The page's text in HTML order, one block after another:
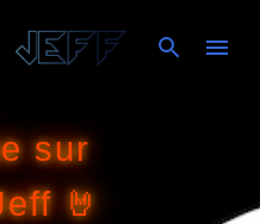
principal
sur
🤘